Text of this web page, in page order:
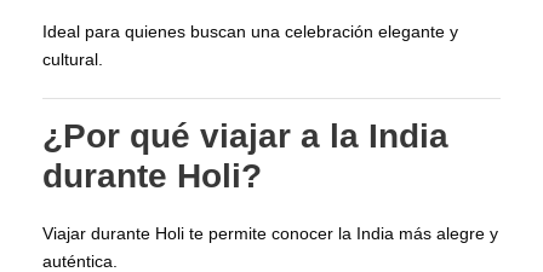
Ideal para quienes buscan una celebración elegante y
cultural.
¿Por qué viajar a la India
durante Holi?
Viajar durante Holi te permite conocer la India más alegre y
auténtica.